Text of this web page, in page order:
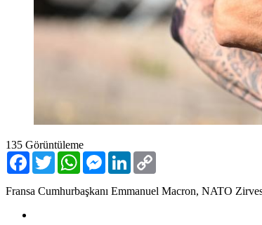
135 Görüntüleme
Facebook
TwitterWhatsAppMessenger
LinkedIn
Fransa Cumhurbaşkanı Emmanuel Macron, NATO